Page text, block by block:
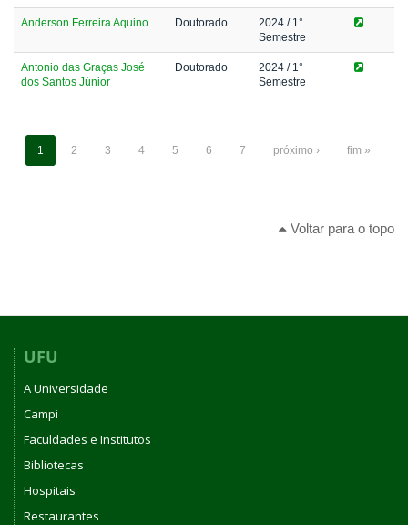
Anderson Ferreira Aquino Doutorado 2024 / 1°
Semestre
Antonio das Graças José
dos Santos Júnior
Doutorado 2024 / 1°
Semestre
1 2 3 4 5 6 7 próximo › fim »
Voltar para o topo
UFU
A Universidade
Campi
Faculdades e Institutos
Bibliotecas
Hospitais
Restaurantes